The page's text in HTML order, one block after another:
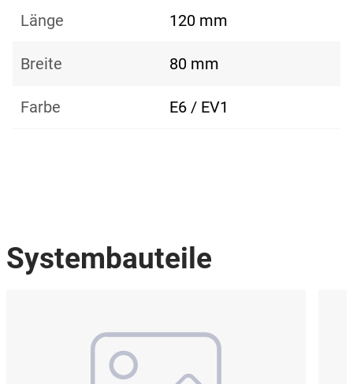
Länge 120 mm
Breite 80 mm
Farbe E6 / EV1
Systembauteile